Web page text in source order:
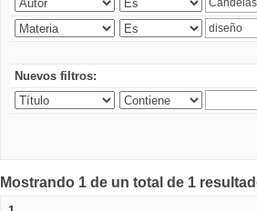
Nuevos filtros:
Mostrando 1 de un total de 1